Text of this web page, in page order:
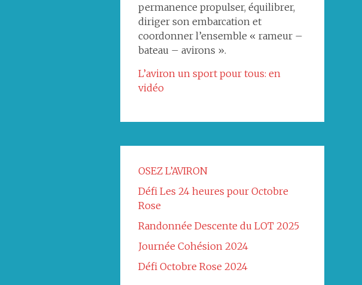
permanence propulser, équilibrer,
diriger son embarcation et
coordonner l’ensemble « rameur –
bateau – avirons ».
L’aviron un sport pour tous: en
vidéo
OSEZ L’AVIRON
Défi Les 24 heures pour Octobre
Rose
Randonnée Descente du LOT 2025
Journée Cohésion 2024
Défi Octobre Rose 2024